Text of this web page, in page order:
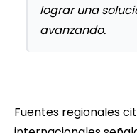
lograr una
avanzando.
Fuentes regionales